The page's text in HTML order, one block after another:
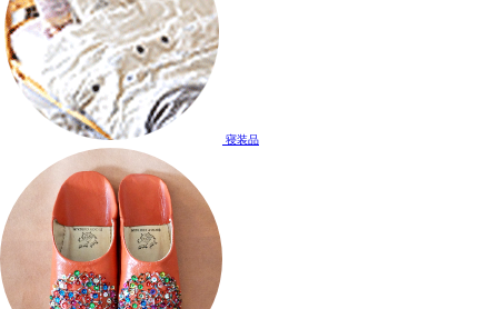
寝装品